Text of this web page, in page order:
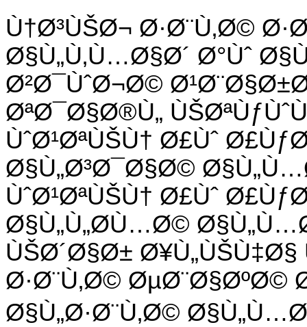
Ù†Ø³ÙŠØ¬ Ø·Ø¨Ù‚Ø©
Ø§Ù„Ù‚Ù…Ø§Ø´ Ø°Ùˆ
Ø²Ø¯ÙˆØ¬Ø©
ØªØ¯Ø§Ø®Ù„
ÙˆØ¹ØªÙŠÙ† Ø£Ùˆ
Ø§Ù„Ø³Ø¯Ø§Ø©
ÙˆØ¹ØªÙŠÙ† Ø£Ùˆ
Ø§Ù„Ù„Ø­Ù…Ø©
ÙŠØ´Ø§Ø±
Ø·Ø¨Ù‚Ø© ØµØ¨Ø§ØºØ©
Ø§Ù„Ø·Ø¨Ù‚Ø©